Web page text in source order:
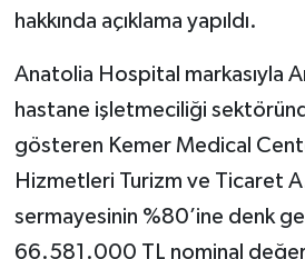
hakkında açıklama yapıldı.
Anatolia Hospital markasıyla
hastane işletmeciliği
gösteren Kemer Medical
Hizmetleri Turizm ve Ticaret
sermayesinin %80’ine denk
66.581.000 TL nominal